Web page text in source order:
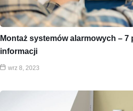
Montaż systemów alarmowych – 7
informacji
wrz 8, 2023